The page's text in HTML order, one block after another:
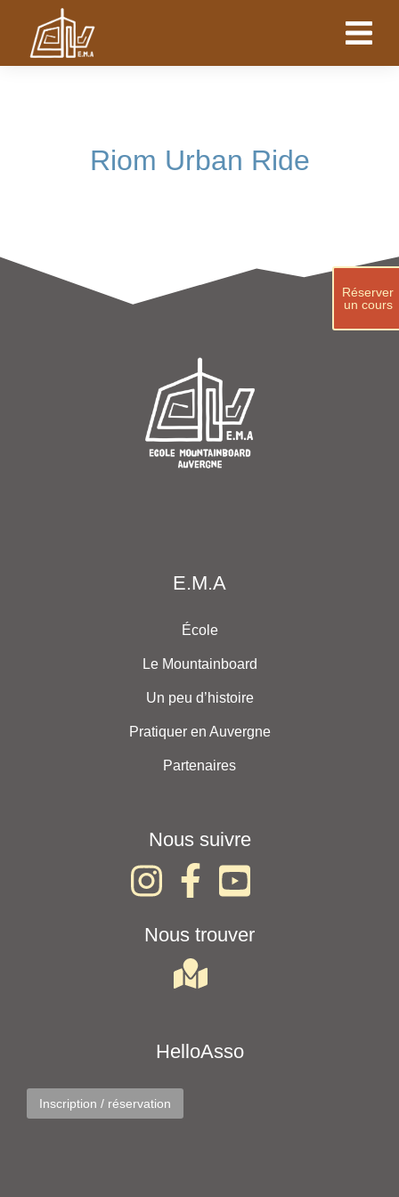
Réserver
un cours
Riom Urban Ride
E.M.A
École
Le Mountainboard
Un peu d’histoire
Pratiquer en Auvergne
Partenaires
Nous suivre
Nous trouver
HelloAsso
Inscription / réservation